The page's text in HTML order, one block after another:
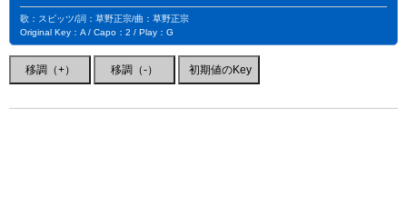
歌：スピッツ/詞：草野正宗/曲：草野正宗
Original Key：A / Capo：2 / Play：G